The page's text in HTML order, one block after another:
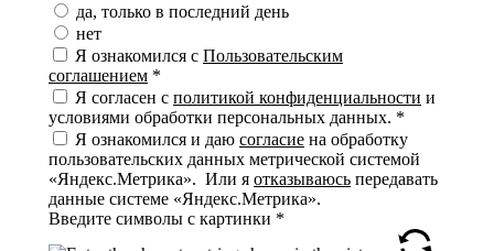
да, только в последний день
нет
Я ознакомился с Пользовательским
соглашением *
Я согласен с политикой конфиденциальности и
условиями обработки персональных данных. *
Я ознакомился и даю согласие на обработку
пользовательских данных метрической системой
«Яндекс.Метрика». Или я отказываюсь передавать
данные системе «Яндекс.Метрика».
Введите символы с картинки *